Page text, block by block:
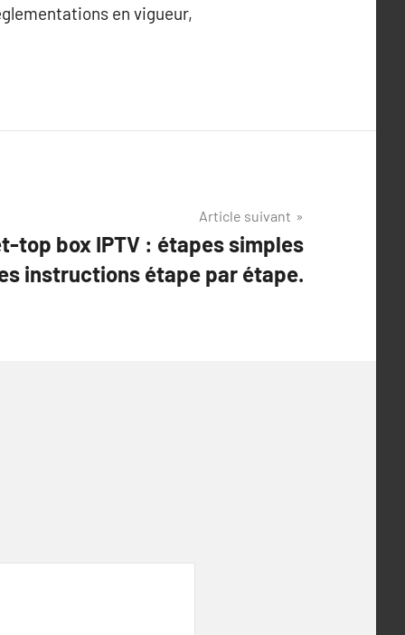
en vigueur,
Article suivant
top box IPTV : étapes simples
instructions étape par étape.